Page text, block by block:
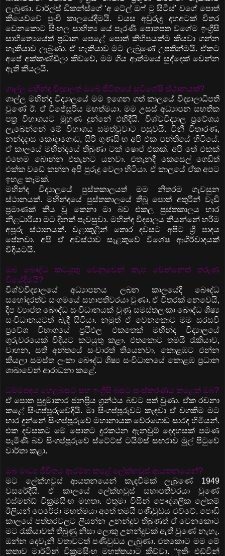
ලැබුණා. චාර්ල්ස් ඩිකන්ස්ගේ ‘අ ටේල් ඔෆ් ටූ සිටීස්’ වගේ පොත්
කියෙව්වේ පුංචි කාලයේදීමයි. වයස අවුරුදු දහඅටක් විතර
වෙනකොට සිංහල සාහිත්‍ය යේ පැරණි පොතපත වගේම ඉංග්‍රීසි
සාහිත්‍යෙයේත් ප්‍රධාන පෙළේ පොත් කිහිපයක්ම කියවා ගන්න
හැකියාව ලැබුණා. ඒ හැකියාව මට ලැබුණේ උපතින්මයි. ඒකට
අපේ අක්කණ්ඩිලා කිව්වේ, මම ගිය ආත්මයේ සුද්දෙක් වෙන්න
ඇති කියලයි.
ගාල්ල මහින්ද විද්‍යාලත් ඔබේ ජීවිතයේ සුවිශේෂි ස්ථානයක්?
ගාල්ල මහින්ද විද්‍යාලයේ මම ඉගෙන ගත් කාලයේ විද්‍යාලාධිපති
වුණේ ඊ. ඒ විජේසූරිය මහත්මයා. මම උසස් අධ්‍යාපන සහතික
පත්‍ර විභාගයට මුහුණ දුන්නේ එහිදීයි. විශ්වවිද්‍යාල ප්‍රවේශය
ලැබෙන්නේ මේ විභාගය සමත්වූවාට පසුවයි. විනී විතාරණ,
නන්දදාස කෝදාගොඩ, සිරි ගුණසිංහ අපි එක පන්තියේ හිටියේ.
ඒ කාලයේ මහින්දයේ තිබුණා ටක් ෂොප් එකක්. අපි තේ එකක්
එහෙම බොන්න එතැනට යනවා. එතැනදී කෙසෙල් ගෙඩිත්
එක්ක වඩේ කන්න අපි පුරුදු වෙලා හිටියා. ඒ කාලයේ ඒක අපට
ඉහළ කෑමක්.
මහින්ද විද්‍යාලයේ පුස්තකාලයත් මම නිතරම ගැවසුන
ස්ථානයක්. මහින්දයේ පුස්තකාලයේ තිබූ පොත් අතුරින් වැඩි
ප්‍රමාණක් කිය වූ කෙනා මා බව එකල පුස්තකාලය භාර
නිළධාරියා මට දිනක් පැවසුවා. මහින්ද විද්‍යාලය කියන්නේ හරිම
අපූරු ස්ථානයක්. වළාකුළින් තොර දවසට අපිට ශ්‍රී පාදය
පේනවා. අපි ඒ අවස්ථාව සැළකුවේ විශේෂ ආශිර්වාදයක්
විදියටයි.
ඔබ බෞද්ධ කටයුතු වෙනුවෙන් කැප වෙන්නෙත් තරුණ
වියේදීමයි?
විශ්වවිද්‍යාලයේ අධ්‍යාපනය ලබන කාලයේදී බෞද්ධ
සහෝදරත්ව සංගමයේ සභාපතිවරයා වුණා. ඒ විතරක් නෙවෙයි,
දිප ව්‍යාප්ත බෞද්ධ සංවිධානයක් වුණු සමස්තලංකා බෞද්ධ ශිෂ්‍ය
සංවිධානයටත් බැඳී සිටියා. නමුත් ඒ වෙනකොට මම සරසවි
ප්‍රවේශ විභාගයේ ප්‍රථිඵල එකතෙක් මහින්ද විද්‍යාලයේ
ගුරුවරයෙක් විදියට කටයුතු කළා. එතකොට තමයි රැකියාව,
වාහන, සති අන්තයේ සංචාරත් තියෙනවා, කොළඹට එන්න
කියලා සමස්ත ලංකා බෞද්ධ ශිෂ්‍ය සංවිධානයේ කොළඹ ප්‍රධාන
ශාඛාවෙන් ආරාධනා කළේ.
ධම්මපදය හෙලබසට සහ ඉංග්‍රීසි බසට සංස්කරණය කළෙත් ඔබ?
ඒ පොත පුදුමාකාර ජනප්‍රිය ග්‍රන්ථය බවට පත් වුණා. ඒක රචනා
කළේ සිංගප්පූරුවේදියි. මා සිංගප්පූරුවට කැඳවා ඒ වගකීම මට
භාර දුන්නේ සිංගප්පූරුවේ මහානායක වේරගොඩ සාරද හිමියන්.
එක දවසකට මේ පොතට දුරකථන ඇනවුම් දෙදහසක් පමණ
පැමිණි බව සිංගප්පූරුවේ ස්ටේට්ස් ටයිම්ස් සඟරාව මුල් පිටුවේ
වාර්තා කළා.
ඔබ මාධ්‍ය ජීවිතය ආරම්භ කළේ ලේක්හවුස් ආයතනයෙන්?
මට ලේක්හවුස් ආයතනයෙන් කැඳවීමක් ලැබුණේ 1949
වසරේදීයි. ඒ කාලයේ ලේක්හවුස් සභාපතිවරයා වුණේ
එස්මන්ඩ් වික්‍රමසිංහ මහතා. එතුමා විසින් පෞද්ගලික ලේකම්
ඊලියන් පෙරේරා මහත්මයා අතේ තමයි පණිවුඩය එව්වේ. පොඩි
කාලයේ පත්තරවලට ලියන්න උනන්දුව තිබුණත් ඒ වෙනකොට
මට රැකියාවක් තිබුණු නිසා ලොකු උනන්දුවක් ඇති වුණේ නැහැ.
ඔන්න දෙවැනි වතාවටත් පණිවුඩය ලැබුණා. එතකොට මම මේ
කතාව මාර්ටින් වික්‍රමසිංහ මහත්තයාට කිව්වා. ‍“ඉතිං එඩ්වින්